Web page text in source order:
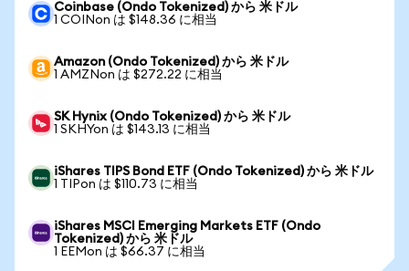
Coinbase (Ondo Tokenized) から 米ドル
1 COINon は $148.36 に相当
Amazon (Ondo Tokenized) から 米ドル
1 AMZNon は $272.22 に相当
SK Hynix (Ondo Tokenized) から 米ドル
1 SKHYon は $143.13 に相当
iShares TIPS Bond ETF (Ondo Tokenized) から 米ドル
1 TIPon は $110.73 に相当
iShares MSCI Emerging Markets ETF (Ondo
Tokenized) から 米ドル
1 EEMon は $66.37 に相当